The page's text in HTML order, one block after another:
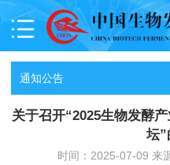
通知公告
关于召开“2025生物发酵
坛”
时间：2025-07-09 来